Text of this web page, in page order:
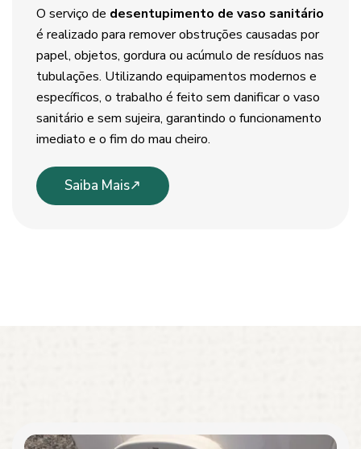
O serviço de desentupimento de vaso sanitário
é realizado para remover obstruções causadas por
papel, objetos, gordura ou acúmulo de resíduos nas
tubulações. Utilizando equipamentos modernos e
específicos, o trabalho é feito sem danificar o vaso
sanitário e sem sujeira, garantindo o funcionamento
imediato e o fim do mau cheiro.
Saiba Mais